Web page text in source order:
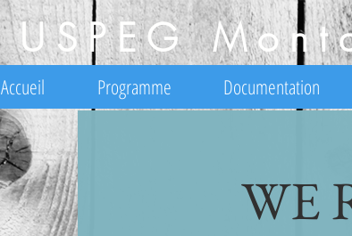
USPEG
Accueil Programme Documentation
WE